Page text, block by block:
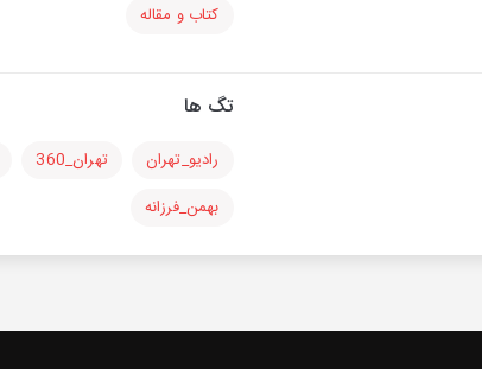
کتاب و مقاله
تگ ها
رادیو_تهران تهران_360
بهمن_فرزانه